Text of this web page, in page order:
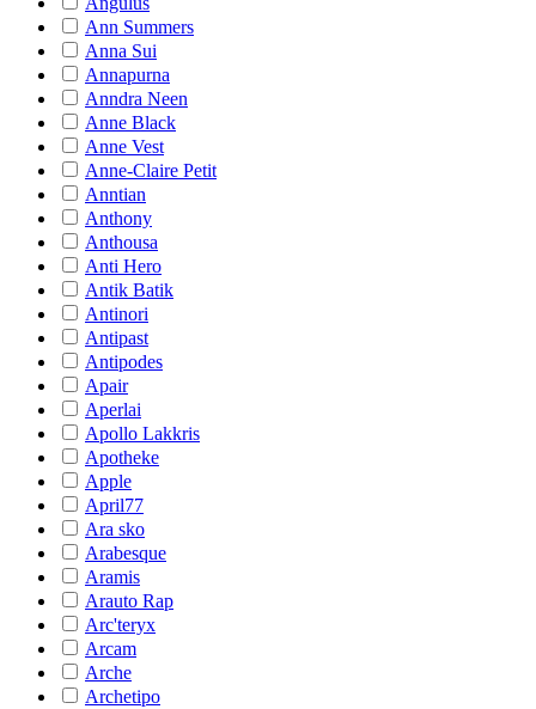
Ann Summers
Anna Sui
Annapurna
Anndra Neen
Anne Black
Anne Vest
Anne-Claire Petit
Anntian
Anthony
Anthousa
Anti Hero
Antik Batik
Antinori
Antipast
Antipodes
Apair
Aperlai
Apollo Lakkris
Apotheke
Apple
April77
Ara sko
Arabesque
Aramis
Arauto Rap
Arc'teryx
Arcam
Arche
Archetipo